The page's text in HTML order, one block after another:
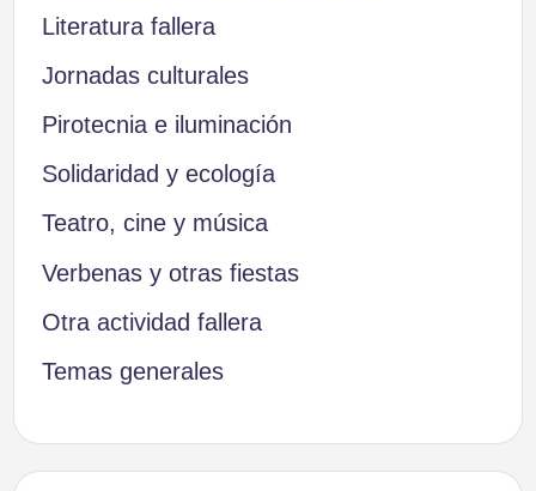
Literatura fallera
Jornadas culturales
Pirotecnia e iluminación
Solidaridad y ecología
Teatro, cine y música
Verbenas y otras fiestas
Otra actividad fallera
Temas generales